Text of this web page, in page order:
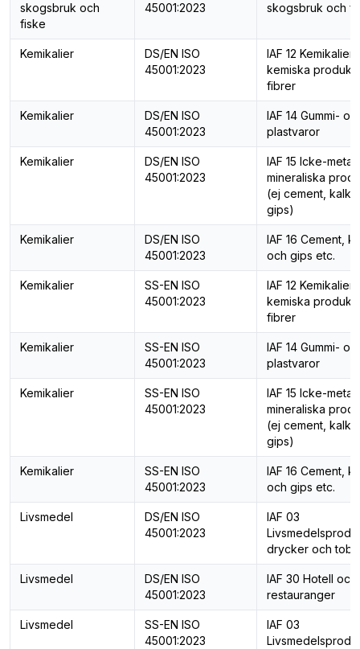
skogsbruk och
fiske
45001:2023
skogsbruk och
Kemikalier
DS/EN ISO
45001:2023
IAF 12 Kemikalier,
kemiska
fibrer
Kemikalier
DS/EN ISO
45001:2023
IAF 14 Gummi-
plastvaror
Kemikalier
DS/EN ISO
45001:2023
IAF 15 Icke-
mineraliska
(ej cement, kalk
gips)
Kemikalier
DS/EN ISO
45001:2023
IAF 16 Cement,
och gips etc.
Kemikalier
SS-EN ISO
45001:2023
IAF 12 Kemikalier,
kemiska
fibrer
Kemikalier
SS-EN ISO
45001:2023
IAF 14 Gummi-
plastvaror
Kemikalier
SS-EN ISO
45001:2023
IAF 15 Icke-
mineraliska
(ej cement, kalk
gips)
Kemikalier
SS-EN ISO
45001:2023
IAF 16 Cement,
och gips etc.
Livsmedel
DS/EN ISO
45001:2023
IAF 03
drycker och
Livsmedel
DS/EN ISO
45001:2023
IAF 30 Hotell och
restauranger
Livsmedel
SS-EN ISO
45001:2023
IAF 03